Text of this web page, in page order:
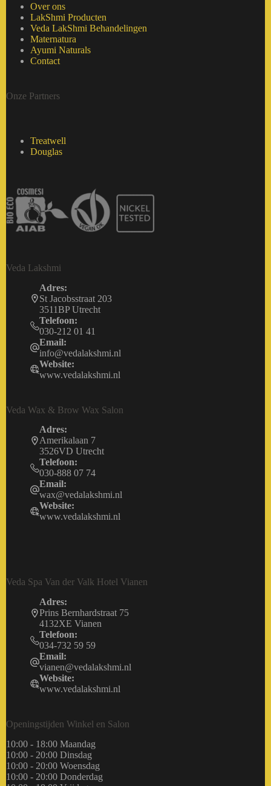
Over ons
LakShmi Producten
Veda LakShmi Behandelingen
Maternatura
Ayumi Naturals
Contact
Onze Partners
Treatwell
Douglas
Veda Lakshmi
Adres:
St Jacobsstraat 203
3511BP Utrecht
Telefoon:
030-212 01 41
Email:
info@vedalakshmi.nl
Website:
www.vedalakshmi.nl
Veda Wax & Brow Wax Salon
Adres:
Amerikalaan 7
3526VD Utrecht
Telefoon:
030-888 07 74
Email:
wax@vedalakshmi.nl
Website:
www.vedalakshmi.nl
Veda Spa Van der Valk Hotel Vianen
Adres:
Prins Bernhardstraat 75
4132XE Vianen
Telefoon:
034-732 59 59
Email:
vianen@vedalakshmi.nl
Website:
www.vedalakshmi.nl
Openingstijden Winkel en Salon
10:00 - 18:00 Maandag
10:00 - 20:00 Dinsdag
10:00 - 20:00 Woensdag
10:00 - 20:00 Donderdag